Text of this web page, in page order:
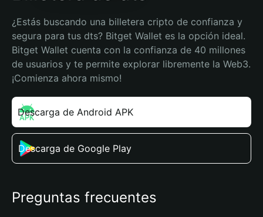
¿Estás buscando una billetera cripto de confianza y
segura para tus dts? Bitget Wallet es la opción ideal.
Bitget Wallet cuenta con la confianza de 40 millones
de usuarios y te permite explorar libremente la Web3.
¡Comienza ahora mismo!
Descarga de Android APK
Descarga de Google Play
Preguntas frecuentes